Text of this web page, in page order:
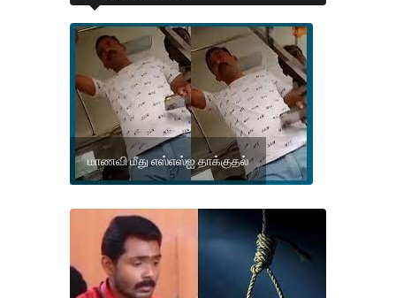
மாணவி மீது எஸ்எஸ்ஐ தாக்குதல்